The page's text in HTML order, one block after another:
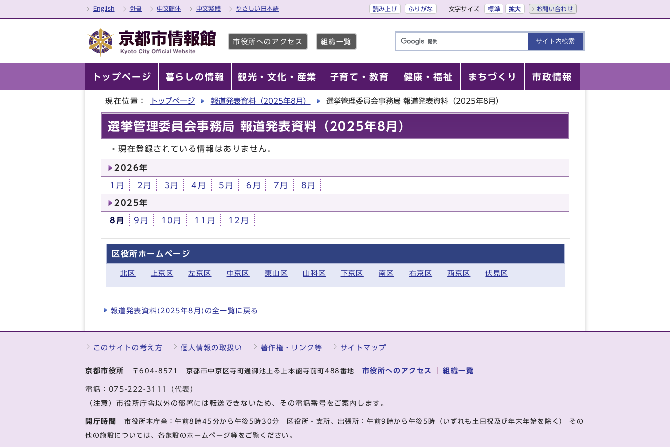
English 한글 中文簡体 中文繁體 やさしい日本語 読み上げ ふりがな 文字サイズ 標準 拡大 お問い合わせ
市役所へのアクセス 組織一覧
トップページ 暮らしの情報 観光・文化・産業 子育て・教育 健康・福祉 まちづくり 市政情報
現在位置： トップページ 報道発表資料（2025年8月） 選挙管理委員会事務局 報道発表資料（2025年8月）
選挙管理委員会事務局 報道発表資料（2025年8月）
現在登録されている情報はありません。
2026年
1月 2月 3月 4月 5月 6月 7月 8月
2025年
8月 9月 10月 11月 12月
区役所ホームページ
北区 上京区 左京区 中京区 東山区 山科区 下京区 南区 右京区 西京区 伏見区
報道発表資料(2025年8月)の全一覧に戻る
このサイトの考え方 個人情報の取扱い 著作権・リンク等 サイトマップ
京都市役所 〒604-8571 京都市中京区寺町通御池上る上本能寺前町488番地 市役所へのアクセス 組織一覧
電話： 075-222-3111（代表）
（注意）市役所庁舎以外の部署には転送できないため、その電話番号をご案内します。
開庁時間 市役所本庁舎：午前8時45分から午後5時30分 区役所・支所、出張所：午前9時から午後5時 （いずれも土日祝及び年末年始を除く） その
他の施設については、各施設のホームページ等をご覧ください。